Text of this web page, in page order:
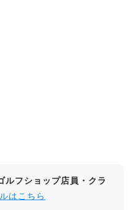
ルフショップ店員・クラ
はこちら